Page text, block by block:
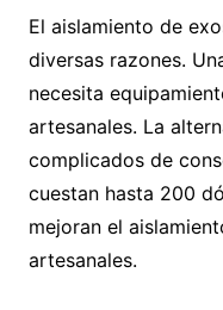
El aislamiento de
diversas razones.
necesita
artesanales. La
complicados de
cuestan hasta 200
mejoran el
artesanales.